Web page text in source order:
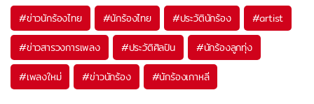
#ข่าวนักร้องไทย #นักร้องไทย #ประวัตินักร้อง #artist
#ข่าวสารวงการเพลง #ประวัติศิลปิน #นักร้องลูกทุ่ง
#เพลงใหม่ #ข่าวนักร้อง #นักร้องเกาหลี